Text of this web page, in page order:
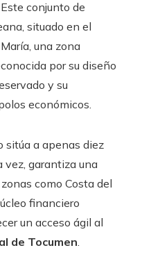
conjunto de
situado en el
una zona
por su diseño
y su
económicos.
sitúa a apenas diez
vez, garantiza una
como Costa del
financiero
un acceso ágil al
de Tocumen.